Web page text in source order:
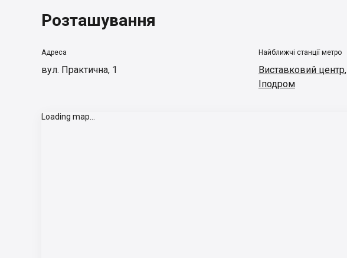
Розташування
Адреса
вул. Практична, 1
Найближчі станції метро
Виставковий центр,
Іподром
Loading map...